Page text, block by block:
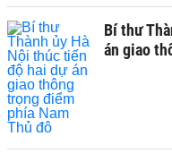
Bí thư
án giao